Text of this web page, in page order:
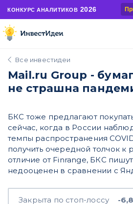
КОНКУРС АНАЛИТИКОВ 2026
Все инвестидеи
Mail.ru Group -
не страшна
БКС тоже предлагают
сейчас, когда в России
темпы распространения
получить очередной толчок к
отличие от Finrange, БКС
недооценен в сравнении с
Закрыта по стоп-лоссу -